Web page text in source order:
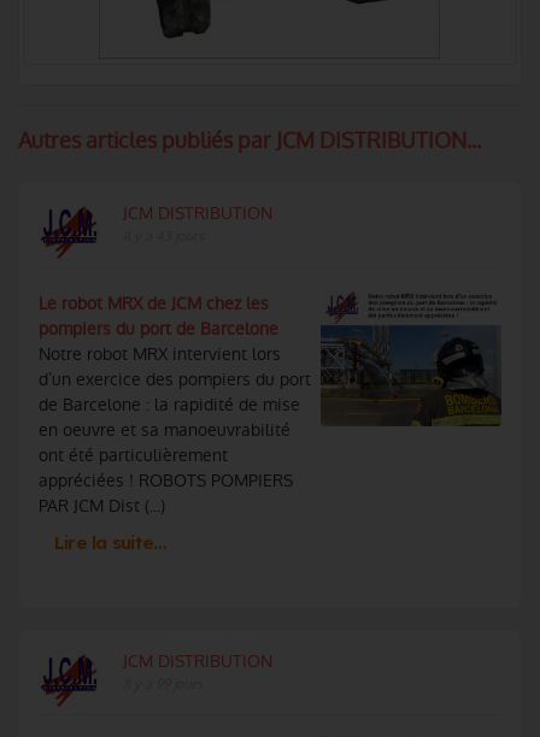
Autres articles publiés par JCM DISTRIBUTION...
JCM DISTRIBUTION
Le robot MRX de JCM chez les
pompiers du port de Barcelone
Notre robot MRX intervient lors
d’un exercice des pompiers du port
de Barcelone : la rapidité de mise
en oeuvre et sa manoeuvrabilité
ont été particulièrement
appréciées ! ROBOTS POMPIERS
PAR JCM Dist (...)
Lire la suite…
JCM DISTRIBUTION